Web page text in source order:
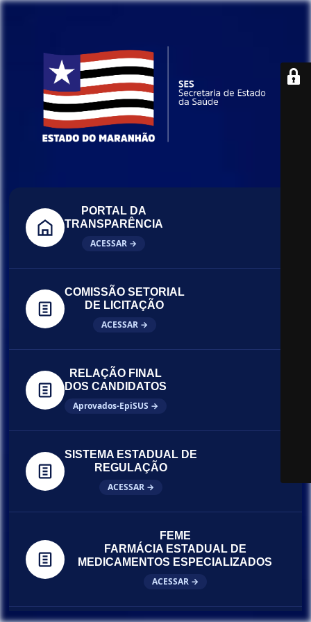
PORTAL DA
TRANSPARÊNCIA
ACESSAR →
COMISSÃO SETORIAL
DE LICITAÇÃO
ACESSAR →
RELAÇÃO FINAL
DOS CANDIDATOS
Aprovados-EpiSUS →
SISTEMA ESTADUAL DE
REGULAÇÃO
ACESSAR →
FEME
FARMÁCIA ESTADUAL DE
MEDICAMENTOS ESPECIALIZADOS
ACESSAR →